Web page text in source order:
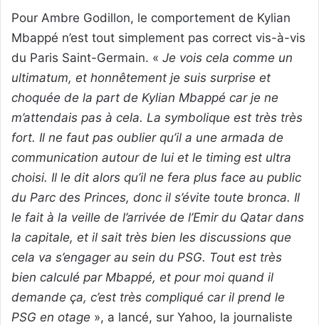
Pour Ambre Godillon, le comportement de Kylian
Mbappé n’est tout simplement pas correct vis-à-vis
du Paris Saint-Germain. « Je vois cela comme un
ultimatum, et honnêtement je suis surprise et
choquée de la part de Kylian Mbappé car je ne
m’attendais pas à cela. La symbolique est très très
fort. Il ne faut pas oublier qu’il a une armada de
communication autour de lui et le timing est ultra
choisi. Il le dit alors qu’il ne fera plus face au public
du Parc des Princes, donc il s’évite toute bronca. Il
le fait à la veille de l’arrivée de l’Emir du Qatar dans
la capitale, et il sait très bien les discussions que
cela va s’engager au sein du PSG. Tout est très
bien calculé par Mbappé, et pour moi quand il
demande ça, c’est très compliqué car il prend le
PSG en otage », a lancé, sur Yahoo, la journaliste